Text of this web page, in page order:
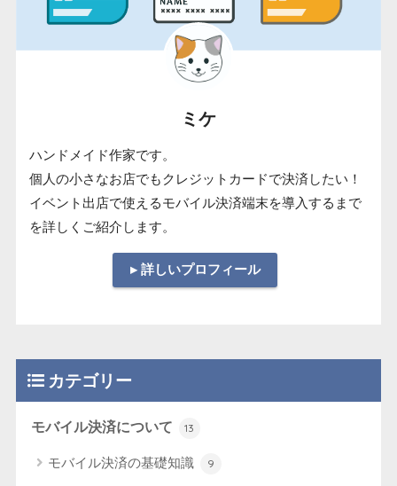
ミケ
ハンドメイド作家です。
個人の小さなお店でもクレジットカードで決済したい！
イベント出店で使えるモバイル決済端末を導入するまで
を詳しくご紹介します。
▸ 詳しいプロフィール
カテゴリー
モバイル決済について 13
モバイル決済の基礎知識 9